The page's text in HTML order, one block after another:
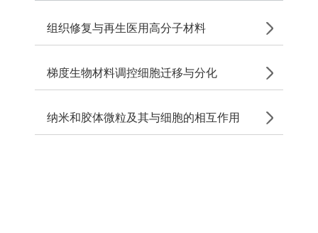
组织修复与再生医用高分子材料
梯度生物材料调控细胞迁移与分化
纳米和胶体微粒及其与细胞的相互作用